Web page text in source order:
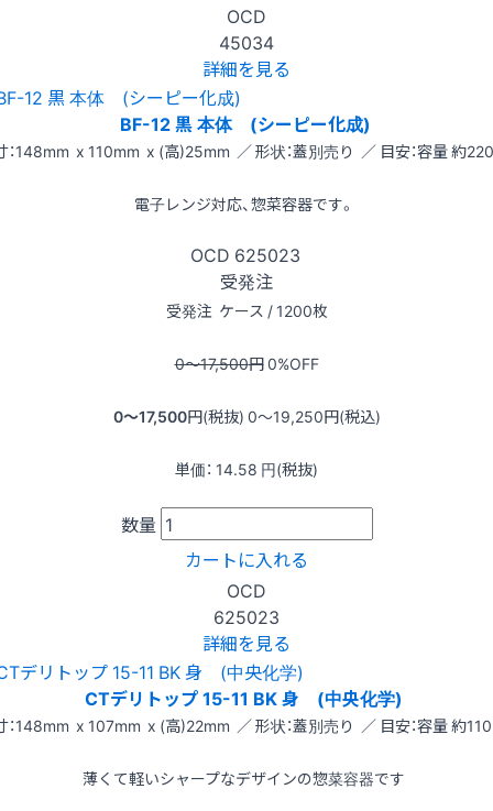
OCD
45034
詳細を見る
BF-12 黒 本体 (シーピー化成)
：148mm x 110mm x (高)25mm ／ 形状：蓋別売り ／ 目安：容量 約
電子レンジ対応、惣菜容器です。
OCD 625023
受発注
受発注 ケース / 1200枚
0〜17,500円0%OFF
0〜17,500円(税抜) 0〜19,250円(税込)
単価： 14.58 円(税抜)
数量
カートに入れる
OCD
625023
詳細を見る
CTデリトップ 15-11 BK 身 (中央化学)
：148mm x 107mm x (高)22mm ／ 形状：蓋別売り ／ 目安：容量 約
薄くて軽いシャープなデザインの惣菜容器です